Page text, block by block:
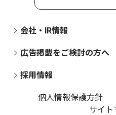
会社・IR情報
広告掲載をご検討の方へ
採用情報
個人情報保護方針
サイト